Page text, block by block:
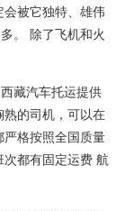
会被它独特、雄伟
。 除了飞机和火
藏汽车托运提供
熟的司机，可以在
严格按照全国质量
都有固定运费 航